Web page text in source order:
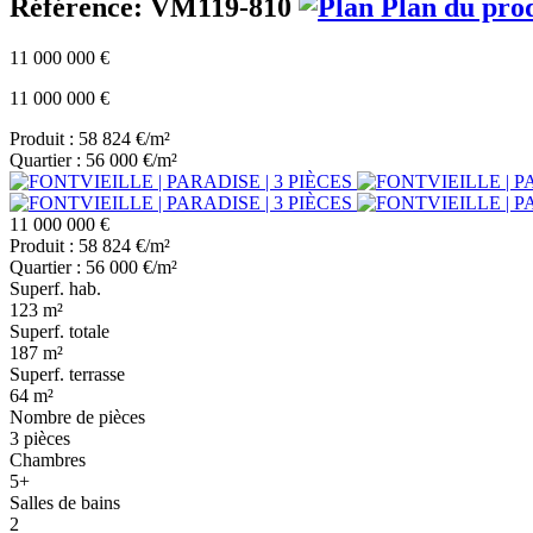
Référence: VM119-810 Plan du
11 000 000 €
11 000 000 €
Produit : 58 824 €/m²
Quartier : 56 000 €/m²
11 000 000 €
Produit : 58 824 €/m²
Quartier : 56 000 €/m²
Superf. hab.
123 m²
Superf. totale
187 m²
Superf. terrasse
64 m²
Nombre de pièces
3 pièces
Chambres
5+
Salles de bains
2